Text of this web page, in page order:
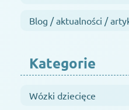
Blog / aktualności /
Kategorie
Wózki dziecięce